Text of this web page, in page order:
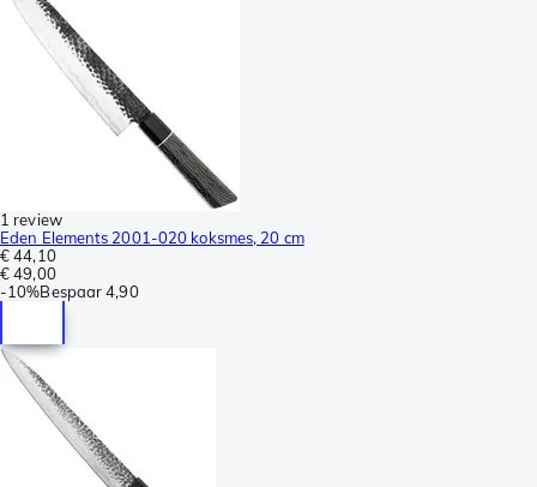
1 review
Eden Elements 2001-020 koksmes, 20 cm
€ 44,10
€ 49,00
-10%Bespaar 4,90